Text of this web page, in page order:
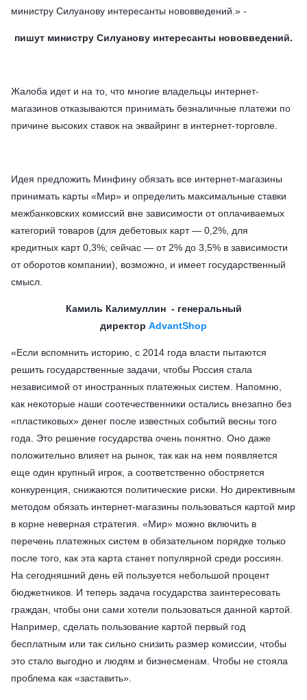
министру Силуанову интересанты нововведений.» -
пишут министру Силуанову интересанты нововведений.
Жалоба идет и на то, что многие владельцы интернет-
магазинов отказываются принимать безналичные платежи по
причине высоких ставок на эквайринг в интернет-торговле.
Идея предложить Минфину обязать все интернет-магазины
принимать карты «Мир» и определить максимальные ставки
межбанковских комиссий вне зависимости от оплачиваемых
категорий товаров (для дебетовых карт — 0,2%, для
кредитных карт 0,3%; сейчас — от 2% до 3,5% в зависимости
от оборотов компании), возможно, и имеет государственный
смысл.
Камиль Калимуллин - генеральный
директор AdvantShop
«Если вспомнить историю, с 2014 года власти пытаются
решить государственные задачи, чтобы Россия стала
независимой от иностранных платежных систем. Напомню,
как некоторые наши соотечественники остались внезапно без
«пластиковых» денег после известных событий весны того
года. Это решение государства очень понятно. Оно даже
положительно влияет на рынок, так как на нем появляется
еще один крупный игрок, а соответственно обостряется
конкуренция, снижаются политические риски. Но директивным
методом обязать интернет-магазины пользоваться картой мир
в корне неверная стратегия. «Мир» можно включить в
перечень платежных систем в обязательном порядке только
после того, как эта карта станет популярной среди россиян.
На сегодняшний день ей пользуется небольшой процент
бюджетников. И теперь задача государства заинтересовать
граждан, чтобы они сами хотели пользоваться данной картой.
Например, сделать пользование картой первый год
бесплатным или так сильно снизить размер комиссии, чтобы
это стало выгодно и людям и бизнесменам. Чтобы не стояла
проблема как «заставить».